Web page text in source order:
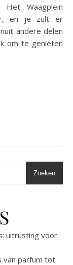
Waagplein
en je zult er
andere delen
om te genieten
Zoeken
uitrusting voor
van parfum tot